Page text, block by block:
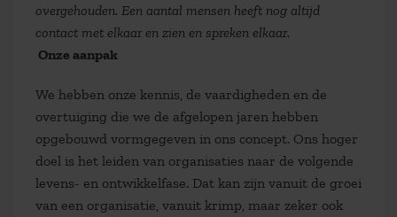
overgehouden. Een aantal mensen heeft nog altijd
contact met elkaar en zien en spreken elkaar.
Onze aanpak
We hebben onze kennis, de vaardigheden en de
overtuiging die we de afgelopen jaren hebben
opgebouwd vormgegeven in ons concept. Ons hoger
doel is het leiden van organisaties naar de volgende
levens- en ontwikkelfase. Dat kan zijn vanuit de groei
van een organisatie, vanuit krimp, maar zeker ook